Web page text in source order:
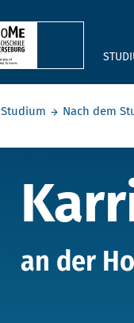
Studium
Nach dem
an der